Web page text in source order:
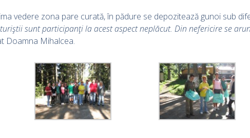
vedere zona pare curată, în pădure se depozitează gunoi sub
sunt participanţi la acest aspect neplăcut. Din nefericire se
Doamna Mihalcea.